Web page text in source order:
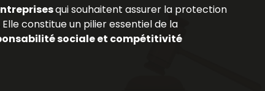
qui souhaitent assurer la protection
constitue un pilier essentiel de la
sociale et compétitivité